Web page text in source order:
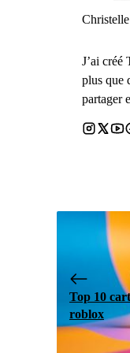
J’ai
plus que
partager
Top 10
roblox